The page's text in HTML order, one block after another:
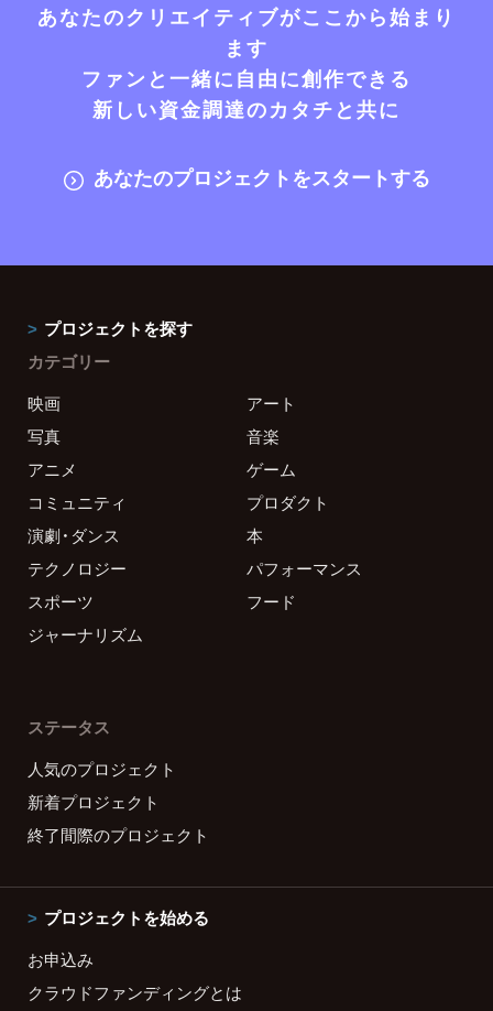
あなたのクリエイティブがここから始まり
ます
ファンと一緒に自由に創作できる
新しい資金調達のカタチと共に
あなたのプロジェクトをスタートする
プロジェクトを探す
カテゴリー
映画
アート
写真
音楽
アニメ
ゲーム
コミュニティ
プロダクト
演劇・ダンス
本
テクノロジー
パフォーマンス
スポーツ
フード
ジャーナリズム
ステータス
人気のプロジェクト
新着プロジェクト
終了間際のプロジェクト
プロジェクトを始める
お申込み
クラウドファンディングとは